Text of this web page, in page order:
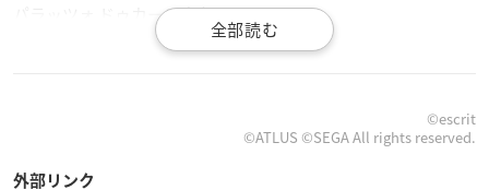
パラッツォ ドゥカーレ麻布
（東京都港区六本木7-12-27）
（東京都渋谷区宇田川町3-7ヒューリック渋谷公園通りビル）
開催日：2月17日(金)、2月25日(土)、2月26日(日)
©escrit
©ATLUS ©SEGA All rights reserved.
外部リンク